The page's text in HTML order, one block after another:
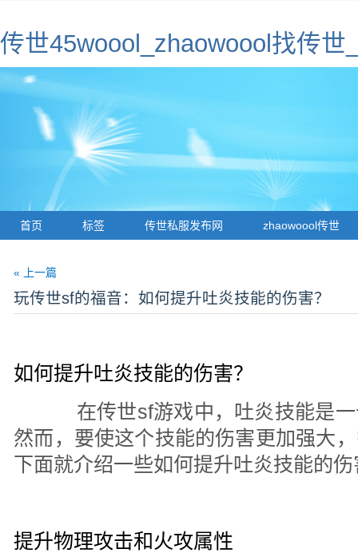
传世45woool_zhaowoool找传
首页 标签 传世私服发布网 zhaowoool传世
« 上一篇
玩传世sf的福音：如何提升吐炎技能的伤害？
如何提升吐炎技能的伤害？
在传世sf游戏中，吐炎技能是一
然而，要使这个技能的伤害更加强大
下面就介绍一些如何提升吐炎技能的
提升物理攻击和火攻属性